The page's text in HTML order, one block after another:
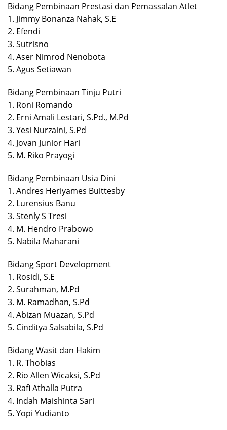
Bidang Pembinaan Prestasi dan Pemassalan Atlet
1. Jimmy Bonanza Nahak, S.E
2. Efendi
3. Sutrisno
4. Aser Nimrod Nenobota
5. Agus Setiawan
Bidang Pembinaan Tinju Putri
1. Roni Romando
2. Erni Amali Lestari, S.Pd., M.Pd
3. Yesi Nurzaini, S.Pd
4. Jovan Junior Hari
5. M. Riko Prayogi
Bidang Pembinaan Usia Dini
1. Andres Heriyames Buittesby
2. Lurensius Banu
3. Stenly S Tresi
4. M. Hendro Prabowo
5. Nabila Maharani
Bidang Sport Development
1. Rosidi, S.E
2. Surahman, M.Pd
3. M. Ramadhan, S.Pd
4. Abizan Muazan, S.Pd
5. Cinditya Salsabila, S.Pd
Bidang Wasit dan Hakim
1. R. Thobias
2. Rio Allen Wicaksi, S.Pd
3. Rafi Athalla Putra
4. Indah Maishinta Sari
5. Yopi Yudianto